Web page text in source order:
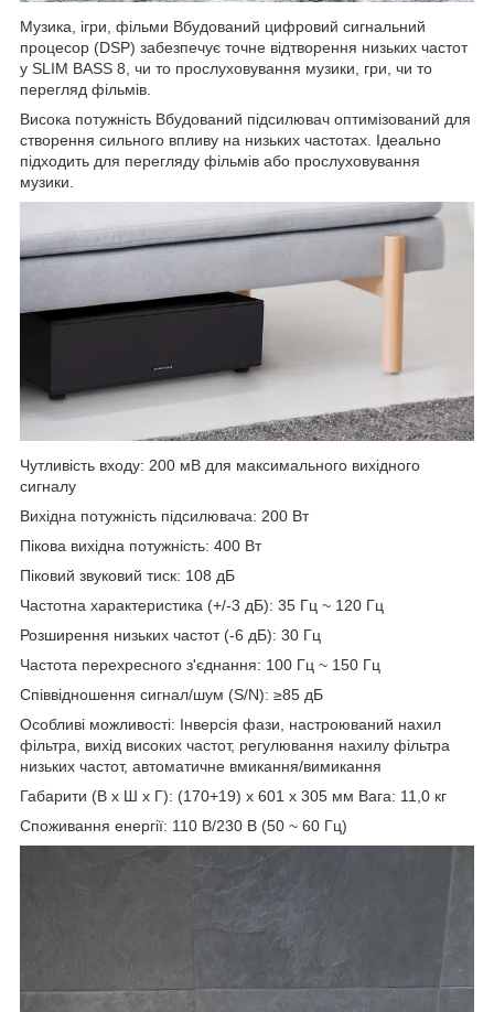
Музика, ігри, фільми Вбудований цифровий сигнальний
процесор (DSP) забезпечує точне відтворення низьких частот
у SLIM BASS 8, чи то прослуховування музики, гри, чи то
перегляд фільмів.
Висока потужність Вбудований підсилювач оптимізований для
створення сильного впливу на низьких частотах. Ідеально
підходить для перегляду фільмів або прослуховування
музики.
Чутливість входу: 200 мВ для максимального вихідного
сигналу
Вихідна потужність підсилювача: 200 Вт
Пікова вихідна потужність: 400 Вт
Піковий звуковий тиск: 108 дБ
Частотна характеристика (+/-3 дБ): 35 Гц ~ 120 Гц
Розширення низьких частот (-6 дБ): 30 Гц
Частота перехресного з'єднання: 100 Гц ~ 150 Гц
Співвідношення сигнал/шум (S/N): ≥85 дБ
Особливі можливості: Інверсія фази, настроюваний нахил
фільтра, вихід високих частот, регулювання нахилу фільтра
низьких частот, автоматичне вмикання/вимикання
Габарити (В x Ш x Г): (170+19) x 601 x 305 мм Вага: 11,0 кг
Споживання енергії: 110 В/230 В (50 ~ 60 Гц)